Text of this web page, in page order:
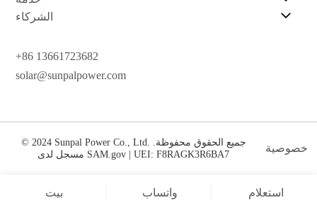
الشركاء
+86 13661723682
solar@sunpalpower.com
© 2024 Sunpal Power Co., Ltd. جميع الحقوق محفوظة.
مسجل لدى SAM.gov | UEI: F8RAGK3R6BA7
خصوصية
بيت واتساب استعلام